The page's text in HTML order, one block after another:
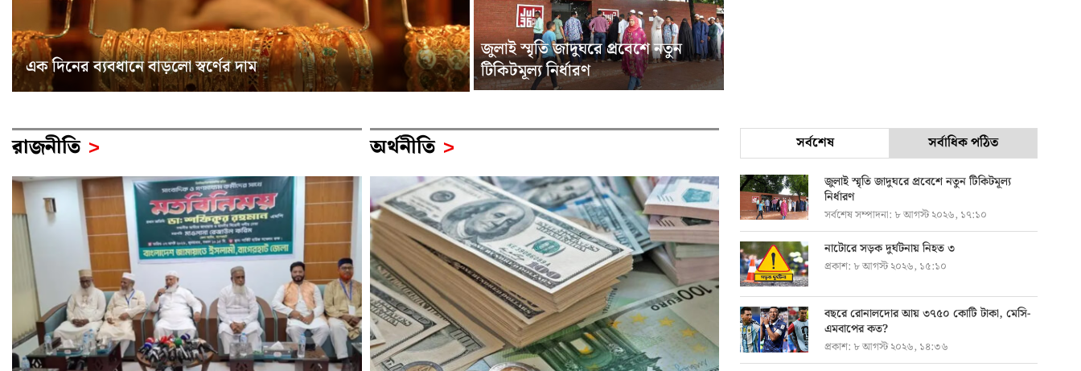
এক দিনের ব্যবধানে বাড়লো স্বর্ণের দাম
জুলাই স্মৃতি জাদুঘরে প্রবেশে নতুন
টিকিটমূল্য নির্ধারণ
রাজনীতি > অর্থনীতি > সর্বশেষ সর্বাধিক পঠিত
জুলাই স্মৃতি জাদুঘরে প্রবেশে নতুন টিকিটমূল্য
নির্ধারণ
সর্বশেষ সম্পাদনা: ৮ আগস্ট ২০২৬, ১৭:১০
নাটোরে সড়ক দুর্ঘটনায় নিহত ৩
প্রকাশ: ৮ আগস্ট ২০২৬, ১৫:১০
বছরে রোনালদোর আয় ৩৭৫০ কোটি টাকা, মেসি-
এমবাপের কত?
প্রকাশ: ৮ আগস্ট ২০২৬, ১৪:৩৬